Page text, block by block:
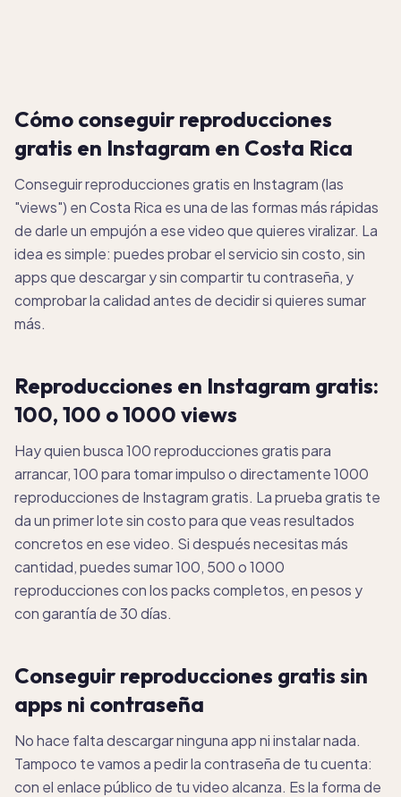
Cómo conseguir reproducciones
gratis en Instagram en Costa Rica
Conseguir reproducciones gratis en Instagram (las
"views") en Costa Rica es una de las formas más rápidas
de darle un empujón a ese video que quieres viralizar. La
idea es simple: puedes probar el servicio sin costo, sin
apps que descargar y sin compartir tu contraseña, y
comprobar la calidad antes de decidir si quieres sumar
más.
Reproducciones en Instagram gratis:
100, 100 o 1000 views
Hay quien busca 100 reproducciones gratis para
arrancar, 100 para tomar impulso o directamente 1000
reproducciones de Instagram gratis. La prueba gratis te
da un primer lote sin costo para que veas resultados
concretos en ese video. Si después necesitas más
cantidad, puedes sumar 100, 500 o 1000
reproducciones con los packs completos, en pesos y
con garantía de 30 días.
Conseguir reproducciones gratis sin
apps ni contraseña
No hace falta descargar ninguna app ni instalar nada.
Tampoco te vamos a pedir la contraseña de tu cuenta:
con el enlace público de tu video alcanza. Es la forma de